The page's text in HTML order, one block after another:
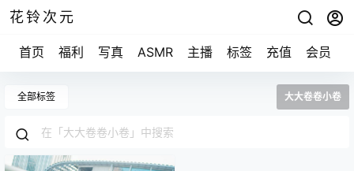
花铃次元
首页 福利 写真 ASMR 主播 标签 充值 会员
全部标签 大大卷卷小卷